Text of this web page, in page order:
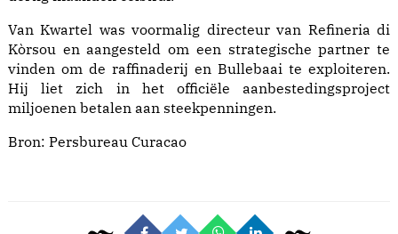
Van Kwartel was voormalig directeur van Refineria di
Kòrsou en aangesteld om een strategische partner te
vinden om de raffinaderij en Bullebaai te exploiteren.
Hij liet zich in het officiële aanbestedingsproject
miljoenen betalen aan steekpenningen.
Bron: Persbureau Curacao